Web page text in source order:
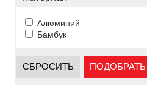
Алюминий
Бамбук
СБРОСИТЬ ПОДОБРАТЬ